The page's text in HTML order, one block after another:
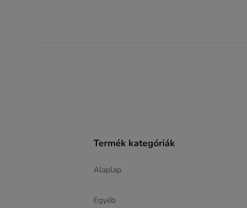
Termék kategóriák
Alaplap
Egyéb